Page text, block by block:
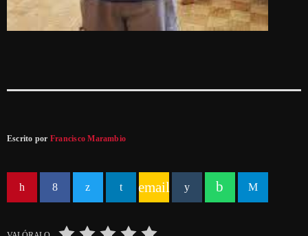
Escrito por Francisco Marambio
email